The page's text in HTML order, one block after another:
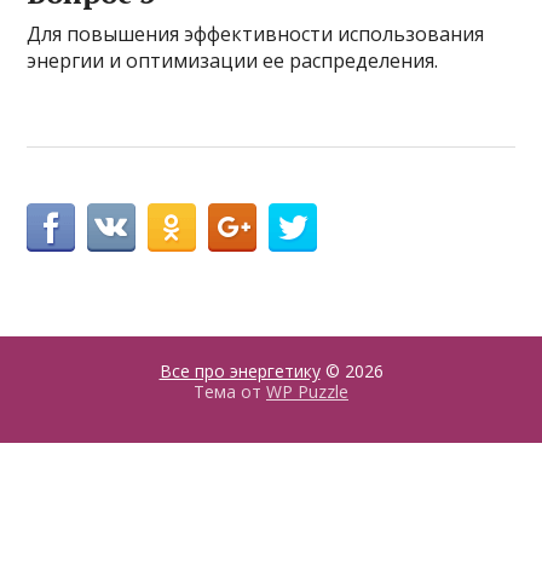
Для повышения эффективности использования
энергии и оптимизации ее распределения.
Все про энергетику© 2026
Тема от WP Puzzle